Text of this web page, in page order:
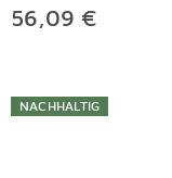
56,09 €
NACHHALTIG